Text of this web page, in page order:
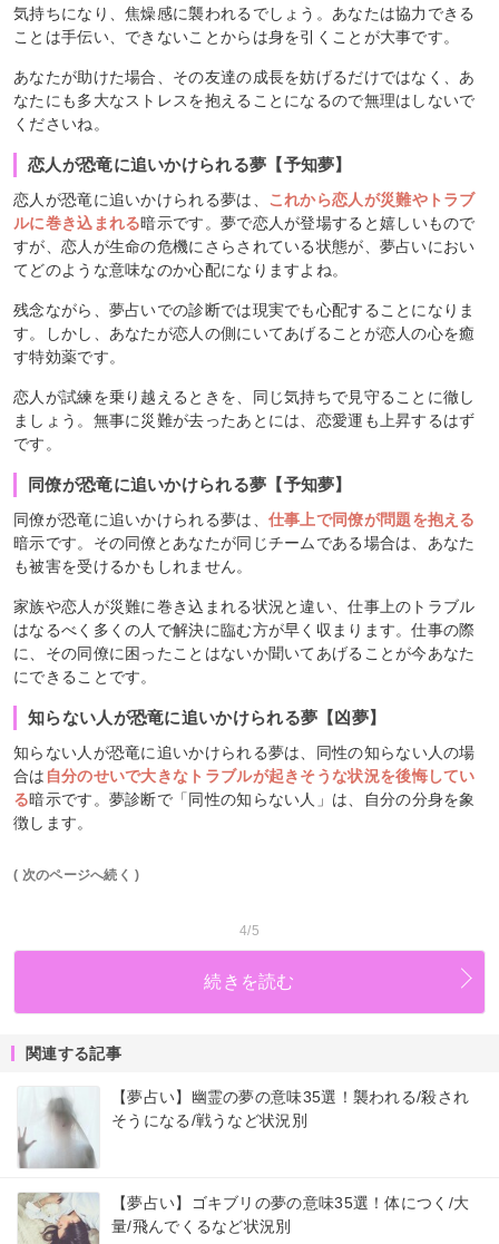
気持ちになり、焦燥感に襲われるでしょう。あなたは協力できる
ことは手伝い、できないことからは身を引くことが大事です。
あなたが助けた場合、その友達の成長を妨げるだけではなく、あ
なたにも多大なストレスを抱えることになるので無理はしないで
くださいね。
恋人が恐竜に追いかけられる夢【予知夢】
恋人が恐竜に追いかけられる夢は、 これから恋人が災難やトラブ
ルに巻き込まれる暗示です。夢で恋人が登場すると嬉しいもので
すが、恋人が生命の危機にさらされている状態が、夢占いにおい
てどのような意味なのか心配になりますよね。
残念ながら、夢占いでの診断では現実でも心配することになりま
す。しかし、あなたが恋人の側にいてあげることが恋人の心を癒
す特効薬です。
恋人が試練を乗り越えるときを、同じ気持ちで見守ることに徹し
ましょう。無事に災難が去ったあとには、恋愛運も上昇するはず
です。
同僚が恐竜に追いかけられる夢【予知夢】
同僚が恐竜に追いかけられる夢は、 仕事上で同僚が問題を抱える
暗示です。その同僚とあなたが同じチームである場合は、あなた
も被害を受けるかもしれません。
家族や恋人が災難に巻き込まれる状況と違い、仕事上のトラブル
はなるべく多くの人で解決に臨む方が早く収まります。仕事の際
に、その同僚に困ったことはないか聞いてあげることが今あなた
にできることです。
知らない人が恐竜に追いかけられる夢【凶夢】
知らない人が恐竜に追いかけられる夢は、 同性の知らない人の場
合は 自分のせいで大きなトラブルが起きそうな状況を後悔してい
る暗示です。夢診断で「同性の知らない人」は、自分の分身を象
徴します。
( 次のページへ続く )
4/5
続きを読む
関連する記事
【夢占い】幽霊の夢の意味35選！襲われる/殺され
そうになる/戦うなど状況別
【夢占い】ゴキブリの夢の意味35選！体につく/大
量/飛んでくるなど状況別